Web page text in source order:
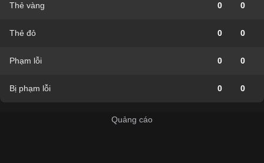
Thẻ vàng 0 0
Thẻ đỏ 0 0
Phạm lỗi 0 0
Bị phạm lỗi 0 0